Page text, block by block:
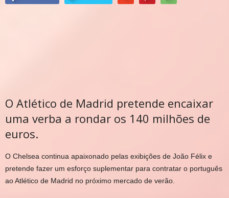
O Atlético de Madrid pretende encaixar
uma verba a rondar os 140 milhões de
euros.
O Chelsea continua apaixonado pelas exibições de João Félix e
pretende fazer um esforço suplementar para contratar o português
ao Atlético de Madrid no próximo mercado de verão.